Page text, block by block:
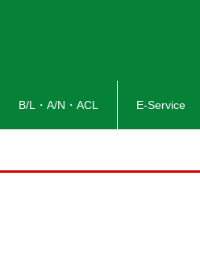
B/L・A/N・ACL E-Service